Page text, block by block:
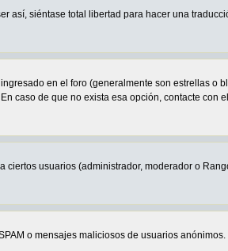
así, siéntase total libertad para hacer una
en el foro (generalmente son estrellas o
caso de que no exista esa opción, contacte con
usuarios (administrador, moderador o
o mensajes maliciosos de usuarios anónimos.